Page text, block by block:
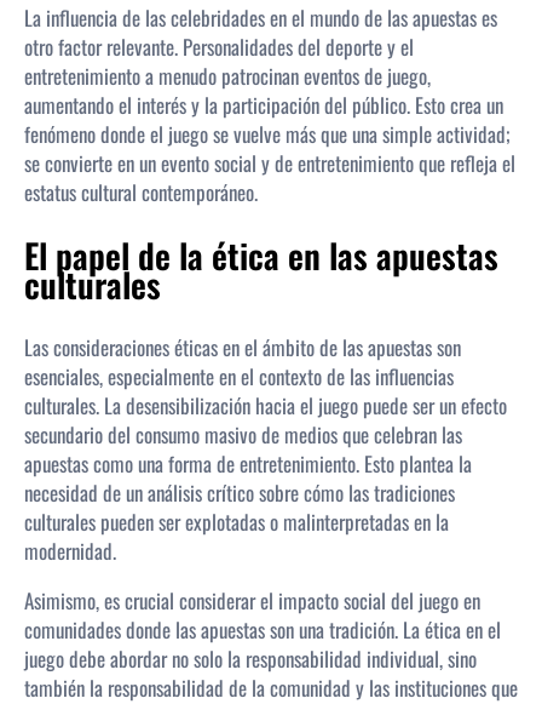
La influencia de las celebridades en el mundo de las apuestas es
otro factor relevante. Personalidades del deporte y el
entretenimiento a menudo patrocinan eventos de juego,
aumentando el interés y la participación del público. Esto crea un
fenómeno donde el juego se vuelve más que una simple actividad;
se convierte en un evento social y de entretenimiento que refleja el
estatus cultural contemporáneo.
El papel de la ética en las apuestas
culturales
Las consideraciones éticas en el ámbito de las apuestas son
esenciales, especialmente en el contexto de las influencias
culturales. La desensibilización hacia el juego puede ser un efecto
secundario del consumo masivo de medios que celebran las
apuestas como una forma de entretenimiento. Esto plantea la
necesidad de un análisis crítico sobre cómo las tradiciones
culturales pueden ser explotadas o malinterpretadas en la
modernidad.
Asimismo, es crucial considerar el impacto social del juego en
comunidades donde las apuestas son una tradición. La ética en el
juego debe abordar no solo la responsabilidad individual, sino
también la responsabilidad de la comunidad y las instituciones que